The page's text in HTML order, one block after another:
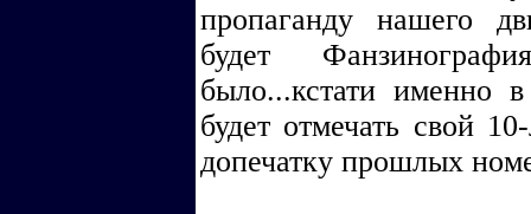
пропаганду нашего
будет
было...кстати именно
будет отмечать свой
допечатку прошлых